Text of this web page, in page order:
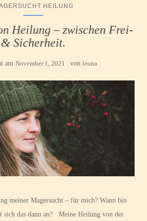
HEILUNG
Heilung – zwischen Frei-
& Sicherheit.
am November 1, 2021 von leona
meiner Magersucht – für mich? Wann bin
sich das dann an? Meine Heilung von der